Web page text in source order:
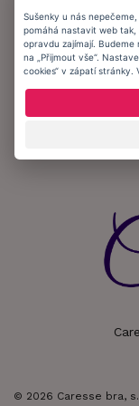
© 2026 Caresse bra, s.
Sušenky u nás
pomáhá nastavit web
opravdu zajímají.
na „Přijmout vše“.
cookies“ v zápatí